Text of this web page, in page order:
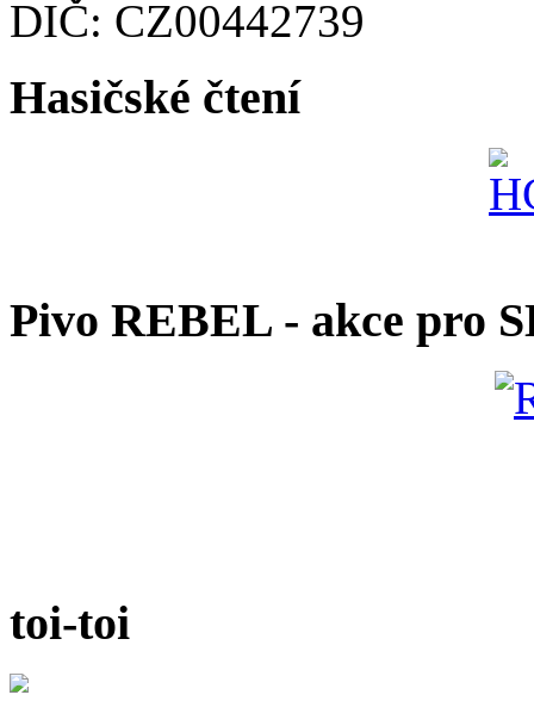
DIČ: CZ00442739
Hasičské čtení
Pivo REBEL - akce pro
toi-toi